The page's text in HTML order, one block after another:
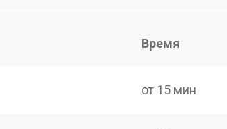
Время
от 15 мин